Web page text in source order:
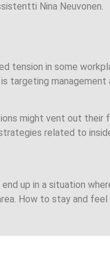
Nina Neuvonen.
tension in some
targeting management
might vent out
related to
up in a situation
How to stay and